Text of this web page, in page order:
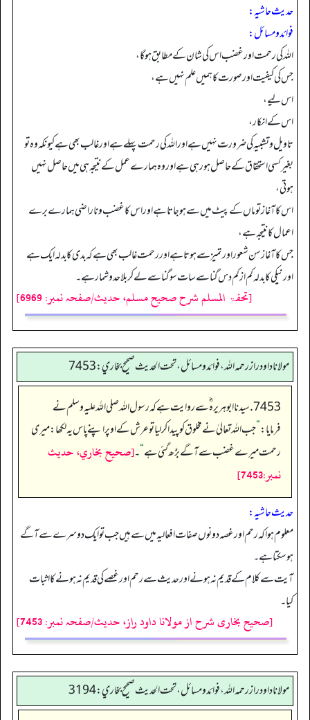
حدیث حاشیہ:
فوائد ومسائل:
اللہ کی رحمت اور غضب اس کی شان کے مطابق ہو گا،
جس کی کیفیت اور صورت کا ہمیں علم نہیں ہے،
اس لیے،
اس کے انکار،
تاویل و تشبیہ کی ضرورت نہیں ہے اور اللہ کی رحمت پہلے ہے اور غالب بھی ہے کیونکہ وہ تو
بغیر کسی استحقاق کے حاصل ہو رہی ہے اور وہ ہمارے عمل کے نتیجہ ہی میں حاصل نہیں
ہوتی،
اس کا آغاز تو ماں کے پیٹ میں سے ہو جاتا ہے اور اس کا غضب و ناراضی ہمارے برے
اعمال کا نتیجہ ہے،
جس کا آغاز سن شعور اور تمیز سے ہوتا ہے اور رحمت غالب بھی ہے کہ بدی کا بدلہ ایک ہے
اور نیکی کا بدلہ کم ازکم دس گنا سے سات سو گنا سے لے کر بلا حدو شمار ہے۔
[تحفۃ المسلم شرح صحیح مسلم، حدیث/صفحہ نمبر: 6969]
مولانا داود راز رحمه الله، فوائد و مسائل، تحت الحديث صحيح بخاري: 7453
7453. سیدنا ابو ہریرہ ؓ سے روایت ہے کہ رسول اللہ صلی اللہ علیہ وسلم نے
فرمایا:”جب اللہ تعالیٰ نے مخلوق کو پیدا کرلیا تو عرش کے اوپر اپنے پاس یہ لکھا: میری
رحمت میرے غضب سے آگے بڑھ گئی ہے“۔[صحيح بخاري، حديث
نمبر:7453]
حدیث حاشیہ:
معلوم ہواکہ رحم اورغصہ دونوں صفا ت افعالیہ میں سے ہیں جب توایک دوسرے سےآگے
ہوسکتاہے۔
آیت سےکلام کےقدیم نہ ہونے اورحدیث سےرحم اورغصے کی قدیم نہ ہونے کااثبات
کیا۔
[صحیح بخاری شرح از مولانا داود راز، حدیث/صفحہ نمبر: 7453]
مولانا داود راز رحمه الله، فوائد و مسائل، تحت الحديث صحيح بخاري: 3194